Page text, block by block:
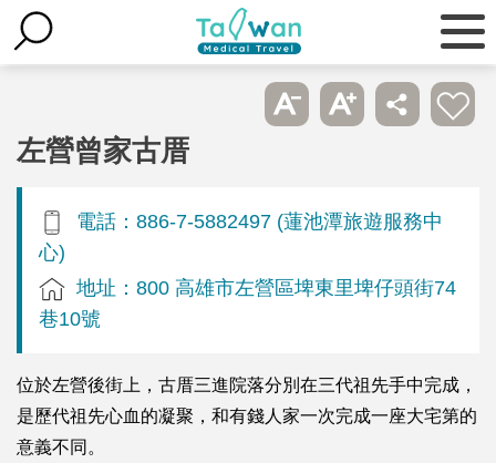
左營曾家古厝
電話：886-7-5882497 (蓮池潭旅遊服務中
心)
地址：800 高雄市左營區埤東里埤仔頭街74
巷10號
位於左營後街上，古厝三進院落分別在三代祖先手中完成，
是歷代祖先心血的凝聚，和有錢人家一次完成一座大宅第的
意義不同。